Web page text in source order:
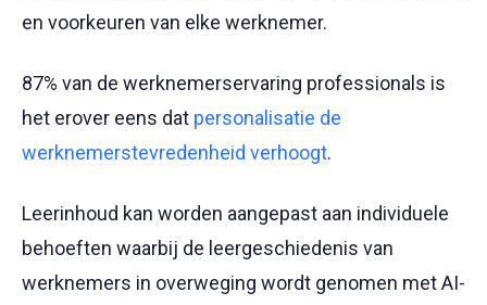
en voorkeuren van elke werknemer.
87% van de werknemerservaring professionals is
het erover eens dat personalisatie de
werknemerstevredenheid verhoogt.
Leerinhoud kan worden aangepast aan individuele
behoeften waarbij de leergeschiedenis van
werknemers in overweging wordt genomen met AI-